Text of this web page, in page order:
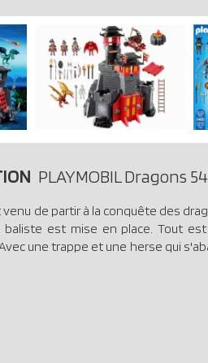
PLAYMOBIL Dragons
de partir à la conquête des
baliste est mise en place. Tout
une trappe et une herse qui